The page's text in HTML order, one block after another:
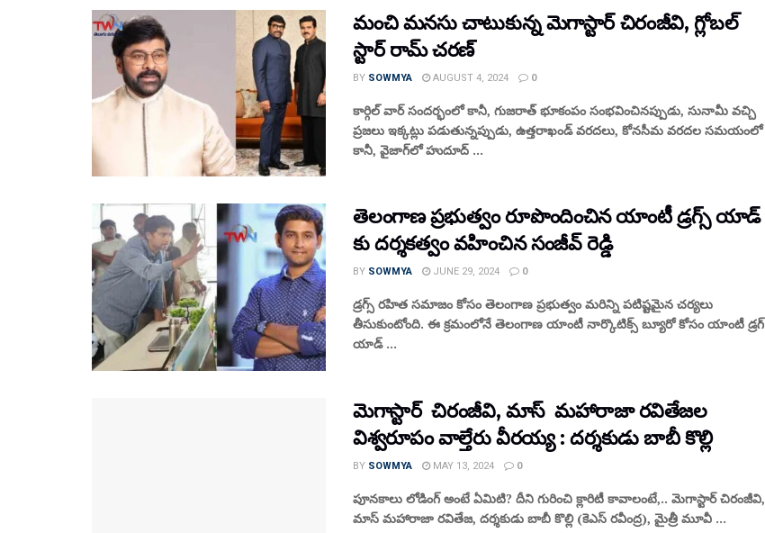
మంచి మ‌న‌సు చాటుకున్న మెగాస్టార్ చిరంజీవి, గ్లోబల్
స్టార్ రామ్ చ‌ర‌ణ్‌
BY SOWMYA AUGUST 4, 2024 0
కార్గిల్ వార్ సంద‌ర్భంలో కానీ, గుజరాత్ భూకంపం సంభ‌వించిన‌ప్పుడు, సునామీ వ‌చ్చి
ప్ర‌జ‌లు ఇక్క‌ట్లు ప‌డుతున్న‌ప్పుడు, ఉత్త‌రాఖండ్ వ‌ర‌ద‌లు, కోన‌సీమ వ‌ర‌ద‌ల స‌మయంలో
కానీ, వైజాగ్‌లో హుదూద్ ...
తెలంగాణ ప్రభుత్వం రూపొందించిన యాంటీ డ్రగ్స్ యాడ్
కు దర్శకత్వం వహించిన సంజీవ్ రెడ్డి
BY SOWMYA JUNE 29, 2024 0
డ్రగ్స్ రహిత సమాజం కోసం తెలంగాణ ప్రభుత్వం మరిన్ని పటిష్టమైన చర్యలు
తీసుకుంటోంది. ఈ క్రమంలోనే తెలంగాణ యాంటీ నార్కొటిక్స్ బ్యూరో కోసం యాంటీ డ్రగ్
యాడ్ ...
మెగాస్టార్ చిరంజీవి, మాస్ మహారాజా రవితేజల
విశ్వరూపం వాల్తేరు వీరయ్య : దర్శకుడు బాబీ కొల్లి
BY SOWMYA MAY 13, 2024 0
పూనకాలు లోడింగ్ అంటే ఏమిటి? దీని గురించి క్లారిటీ కావాలంటే,.. మెగాస్టార్ చిరంజీవి,
మాస్ మహారాజా రవితేజ, దర్శకుడు బాబీ కొల్లి (కెఎస్ రవీంద్ర), మైత్రీ మూవీ ...